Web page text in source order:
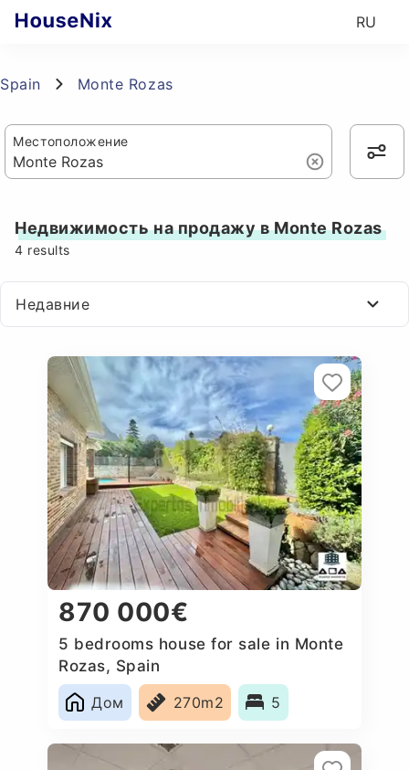
RU
Spain Monte Rozas
Местоположение
Недвижимость на продажу в Monte Rozas
4 results
Недавние
870 000€
5 bedrooms house for sale in Monte
Rozas, Spain
Дом
270m2 5